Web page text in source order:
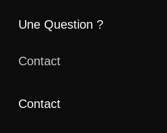
Une Question ?
Contact
Contact